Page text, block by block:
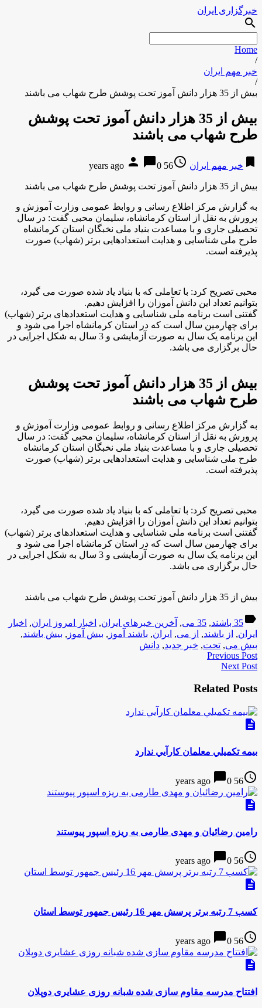
خبرگزاری ایران
search
Home
/
خبر مهم ایران
/
بیش از 35 هزار دانش آموز تحت پوشش طرح شهاب می باشند
بیش از 35 هزار دانش آموز تحت پوشش
طرح شهاب می باشند
bookmark خبر مهم ایران access_time
56 years ago
person chat_bubble0
بیش از 35 هزار دانش آموز تحت پوشش طرح شهاب می باشند
به گزارش مرکز اطلاع رسانی و روابط عمومی وزارت آموزش و
پرورش به نقل از استان کرمانشاه، سلیمان محبی گفت: در سال
تحصیلی جاری و با مساعدت بنیاد ملی نخبگان استان کرمانشاه
طرح ملی شناسایی و هدایت استعدادهایی برتر (شهاب) صورت
پذیرفته است.
محبی تصریح کرد: با تعاملی که با بنیاد یاد شده صورت می گیرد،
بتوانیم تعداد این دانش آموزان را افزایش دهیم.
گفتنی است برنامه ملی شناسایی و هدایت استعدادهای برتر (شهاب)
برای چهارمین سال است که در استان کرمانشاه اجرا می شود و
این برنامه یک سال به صورت آزمایشی و 3 سال به شکل اجرایی در
حال برگزاری می باشد.
بیش از 35 هزار دانش آموز تحت پوشش
طرح شهاب می باشند
به گزارش مرکز اطلاع رسانی و روابط عمومی وزارت آموزش و
پرورش به نقل از استان کرمانشاه، سلیمان محبی گفت: در سال
تحصیلی جاری و با مساعدت بنیاد ملی نخبگان استان کرمانشاه
طرح ملی شناسایی و هدایت استعدادهایی برتر (شهاب) صورت
پذیرفته است.
محبی تصریح کرد: با تعاملی که با بنیاد یاد شده صورت می گیرد،
بتوانیم تعداد این دانش آموزان را افزایش دهیم.
گفتنی است برنامه ملی شناسایی و هدایت استعدادهای برتر (شهاب)
برای چهارمین سال است که در استان کرمانشاه اجرا می شود و
این برنامه یک سال به صورت آزمایشی و 3 سال به شکل اجرایی در
حال برگزاری می باشد.
بیش از 35 هزار دانش آموز تحت پوشش طرح شهاب می باشند
label35 باشند , 35 می , آخرین خبرهای ایران, اخبار امروز ایران, اخبار
ایران, از باشند, از می, ایران, باشند آموز , بیش آموز , بیش باشند,
بیش می, تحت, خبر جدید, دانش
Previous Post
Next Post
Related Posts
description
بيمه تكميلي معلمان كارآيي ندارد
access_time
56 years ago
chat_bubble0
description
رامین رضائیان و مهدی طارمی به ریزه اسپور پیوستند
access_time
56 years ago
chat_bubble0
description
كسب 7 رتبه برتر پرسش مهر 16 رئيس جمهور توسط استان
access_time
56 years ago
chat_bubble0
description
افتتاح مدرسه مقاوم سازی شده شبانه روزی عشایری دوپلان